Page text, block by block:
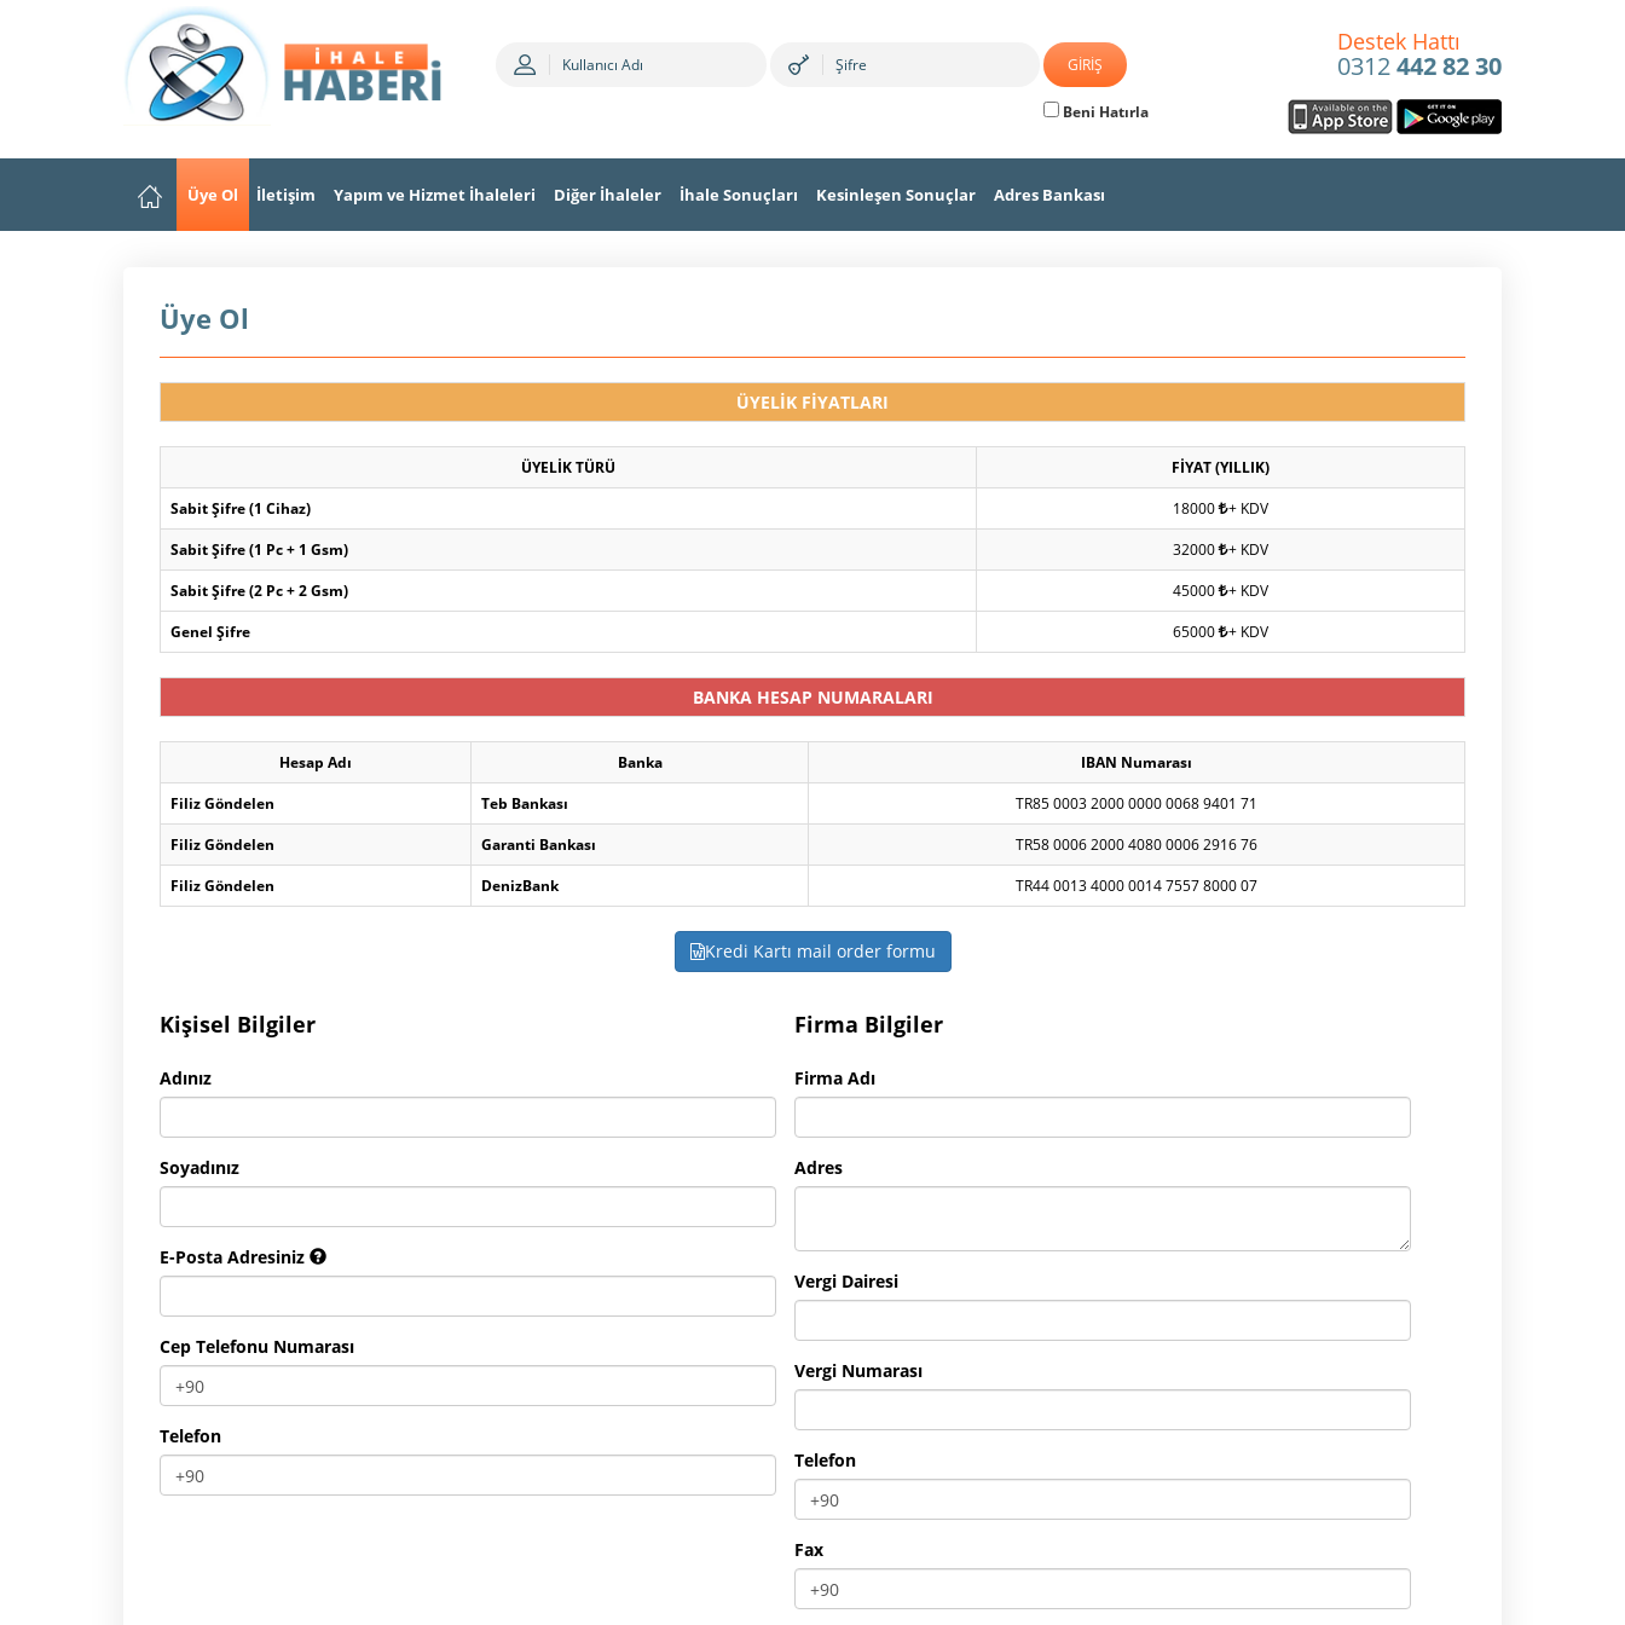
Beni Hatırla
Destek Hattı
0312442 82 30
Üye Ol İletişim Yapım ve Hizmet İhaleleri Diğer İhaleler İhale Sonuçları Kesinleşen Sonuçlar Adres Bankası
Üye Ol
ÜYELİK FİYATLARI
ÜYELİK TÜRÜ
FİYAT (YILLIK)
Sabit Şifre (1 Cihaz)
18000 + KDV
Sabit Şifre (1 Pc + 1 Gsm)
32000 + KDV
Sabit Şifre (2 Pc + 2 Gsm)
45000 + KDV
Genel Şifre
65000 + KDV
BANKA HESAP NUMARALARI
Hesap Adı Banka
IBAN Numarası
Filiz Göndelen
Teb Bankası
TR85 0003 2000 0000 0068 9401 71
Filiz Göndelen
Garanti Bankası
TR58 0006 2000 4080 0006 2916 76
Filiz Göndelen
DenizBank TR44 0013 4000 0014 7557 8000 07
Kredi Kartı mail order formu
Kişisel Bilgiler
Adınız
Soyadınız
E-Posta Adresiniz
Cep Telefonu Numarası
Telefon
Firma Bilgiler
Firma Adı
Adres
Vergi Dairesi
Vergi Numarası
Telefon
Fax